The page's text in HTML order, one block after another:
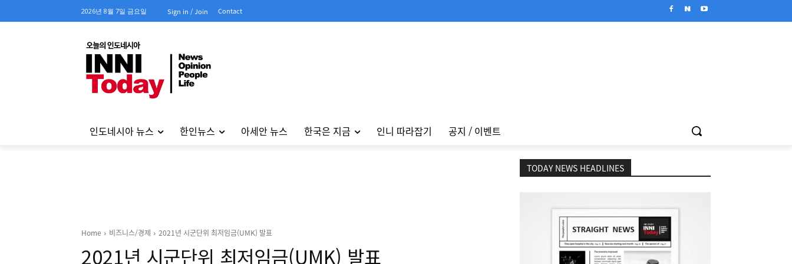
2026년 8월 7일 금요일 Sign in / Join Contact
인도네시아 뉴스 한인뉴스 아세안 뉴스 한국은 지금 인니 따라잡기 공지 / 이벤트
Home 비즈니스/경제 2021년 시군단위 최저임금(UMK) 발표
2021년 시군단위 최저임금(UMK) 발표
TODAY NEWS HEADLINES